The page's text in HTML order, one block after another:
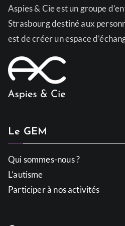
Aspies & Cie est un groupe
Strasbourg destiné aux
est de créer un espace
Le GEM
Qui sommes-nous ?
L’autisme
Participer à nos activités